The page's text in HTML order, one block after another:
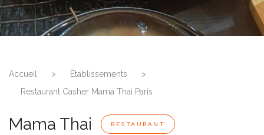
Accueil > Établissements
>
Restaurant Casher Mama Thai Paris
Mama Thai RESTAURANT